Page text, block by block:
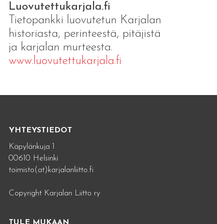
Luovutettukarjala.fi
Tietopankki luovutetun Karjalan
historiasta, perinteestä, pitäjistä
ja karjalan murteesta.
www.luovutettukarjala.fi
YHTEYSTIEDOT
Käpylänkuja 1
00610 Helsinki
toimisto(at)karjalanliitto.fi
Copyright Karjalan Liitto ry